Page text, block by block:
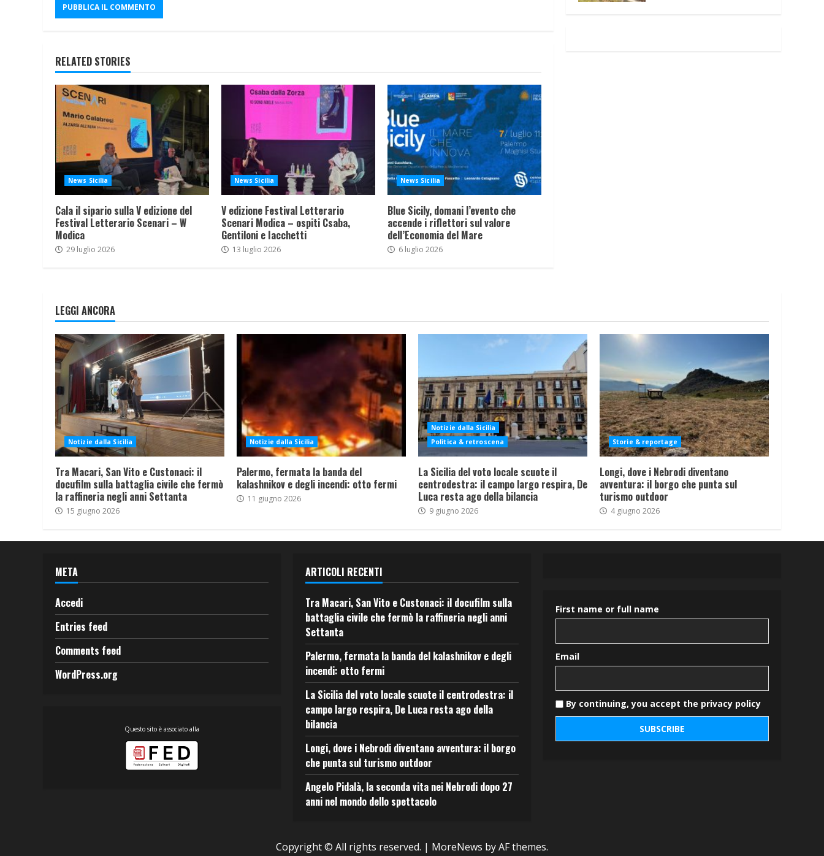
RELATED STORIES
News Sicilia
Cala il sipario sulla V edizione del
Festival Letterario Scenari – W
Modica
29 luglio 2026
News Sicilia
V edizione Festival Letterario
Scenari Modica – ospiti Csaba,
Gentiloni e Iacchetti
13 luglio 2026
News Sicilia
Blue Sicily, domani l’evento che
accende i riflettori sul valore
dell’Economia del Mare
6 luglio 2026
LEGGI ANCORA
Notizie dalla Sicilia
Tra Macari, San Vito e Custonaci: il
docufilm sulla battaglia civile che fermò
la raffineria negli anni Settanta
15 giugno 2026
Notizie dalla Sicilia
Palermo, fermata la banda del
kalashnikov e degli incendi: otto fermi
11 giugno 2026
Notizie dalla Sicilia
Politica & retroscena
La Sicilia del voto locale scuote il
centrodestra: il campo largo respira, De
Luca resta ago della bilancia
9 giugno 2026
Storie & reportage
Longi, dove i Nebrodi diventano
avventura: il borgo che punta sul
turismo outdoor
4 giugno 2026
META
Accedi
Entries feed
Comments feed
WordPress.org
Questo sito è associato alla
ARTICOLI RECENTI
Tra Macari, San Vito e Custonaci: il docufilm sulla
battaglia civile che fermò la raffineria negli anni
Settanta
Palermo, fermata la banda del kalashnikov e degli
incendi: otto fermi
La Sicilia del voto locale scuote il centrodestra: il
campo largo respira, De Luca resta ago della
bilancia
Longi, dove i Nebrodi diventano avventura: il borgo
che punta sul turismo outdoor
Angelo Pidalà, la seconda vita nei Nebrodi dopo 27
anni nel mondo dello spettacolo
First name or full name
Email
By continuing, you accept the privacy policy
Copyright © All rights reserved. | MoreNews by AF themes.